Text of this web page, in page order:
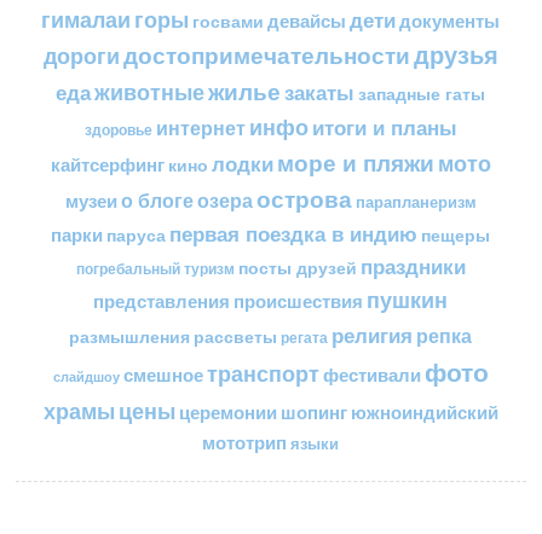
гималаи горы госвами девайсы детидокументы
дорогидостопримечательностидрузья
едаживотныежильезакаты западные гаты
здоровье интернетинфоитоги и планы
кайтсерфинг кино лодкиморе и пляжимото
музеи о блогеозераострова парапланеризм
парки паруса первая поездка в индию пещеры
погребальный туризм посты друзей праздники
представления происшествия пушкин
размышления рассветы регата религия репка
слайдшоу смешноетранспортфестивали фото
храмы цены церемонии шопингюжноиндийский
мототрип языки